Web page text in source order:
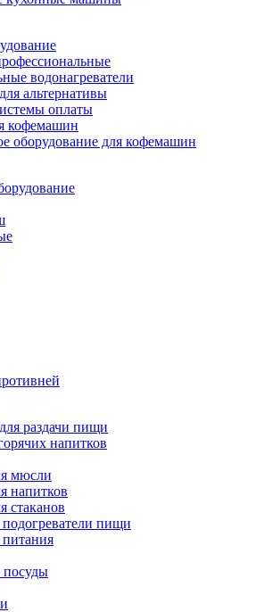
водонагреватели
альтернативы
оплаты
кофемашин
оборудование для кофемашин
раздачи пищи
напитков
мюсли
напитков
стаканов
пищи
посуды